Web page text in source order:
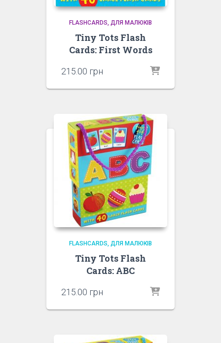
FLASHCARDS ДЛЯ МАЛЮКІВ
Tiny Tots Flash
Cards: First Words
215.00 грн
FLASHCARDS ДЛЯ МАЛЮКІВ
Tiny Tots Flash
Cards: ABC
215.00 грн